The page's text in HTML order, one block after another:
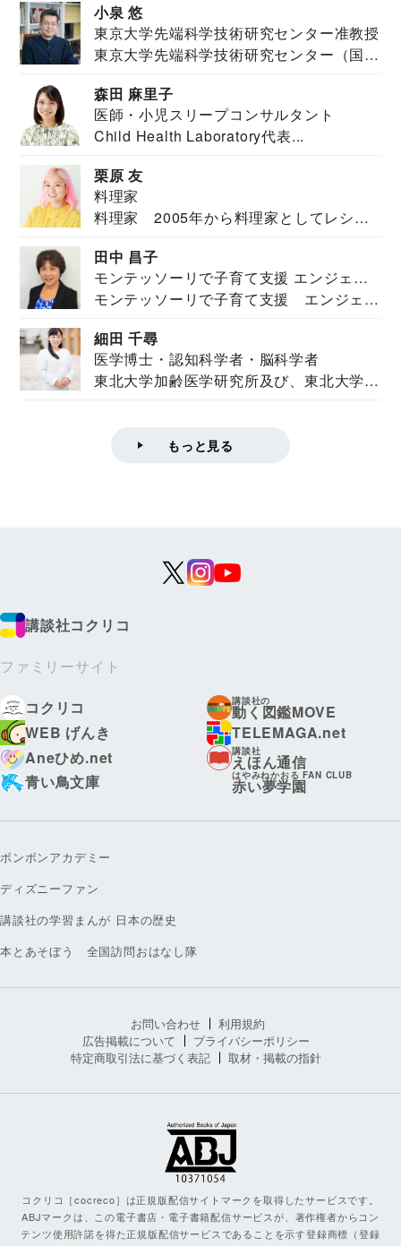
小泉 悠
東京大学先端科学技術研究センター准教授
東京大学先端科学技術研究センター（国際
森田 麻里子
医師・小児スリープコンサルタント
Child Health Laboratory代表...
栗原 友
料理家
料理家 2005年から料理家としてレシピ
田中 昌子
モンテッソーリで子育て支援 エンジェル
ズハウス研究所所長
モンテッソーリで子育て支援 エンジェル
細田 千尋
医学博士・認知科学者・脳科学者
東北大学加齢医学研究所及び、東北大学大
もっと見る
講談社コクリコ
ファミリーサイト
コクリコ
講談社の
動く図鑑MOVE
WEB げんき
TELEMAGA.net
Aneひめ.net
講談社
えほん通信
青い鳥文庫
はやみねかおる FAN CLUB
赤い夢学園
ボンボンアカデミー
ディズニーファン
講談社の学習まんが 日本の歴史
本とあそぼう 全国訪問おはなし隊
お問い合わせ
利用規約
広告掲載について
プライバシーポリシー
特定商取引法に基づく表記
取材・掲載の指針
コクリコ［cocreco］は正規版配信サイトマークを取得したサービスです。
ABJマークは、この電子書店・電子書籍配信サービスが、著作権者からコン
テンツ使用許諾を得た正規版配信サービスであることを示す登録商標（登録